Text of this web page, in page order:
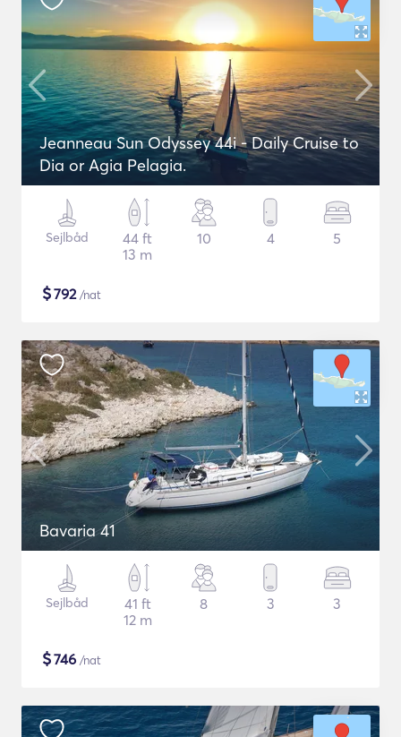
Jeanneau Sun Odyssey 44i - Daily Cruise to
Dia or Agia Pelagia.
Sejlbåd
44 ft
13 m
10 4 5
$792/nat
Bavaria 41
Sejlbåd
41 ft
12 m
8 3 3
$746 /nat